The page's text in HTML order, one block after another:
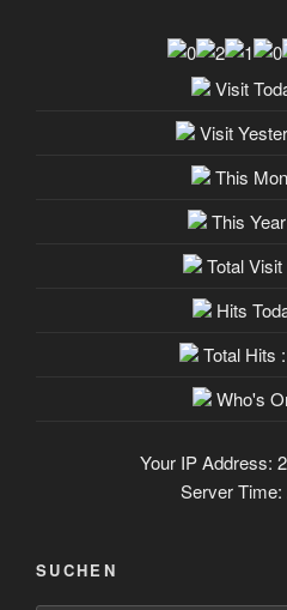
Visit
Visit
This
This
Total Visit
Hits
Total Hits
Who's
Your IP Address:
Server Time:
SUCHEN